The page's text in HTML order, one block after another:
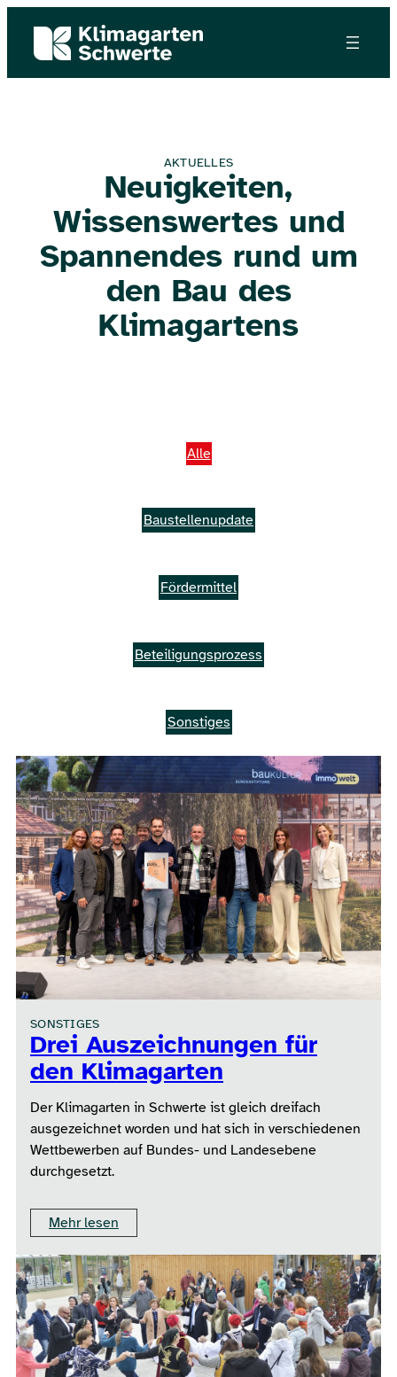
AKTUELLES
Neuigkeiten,
Wissenswertes und
Spannendes rund um
den Bau des
Klimagartens
Alle
Baustellenupdate
Fördermittel
Beteiligungsprozess
Sonstiges
SONSTIGES
Drei Auszeichnungen für
den Klimagarten
Der Klimagarten in Schwerte ist gleich dreifach
ausgezeichnet worden und hat sich in verschiedenen
Wettbewerben auf Bundes- und Landesebene
durchgesetzt.
Mehr lesen